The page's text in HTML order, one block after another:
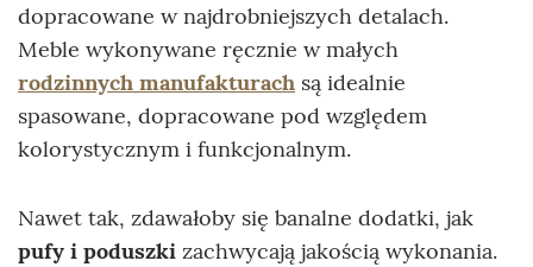
dopracowane w najdrobniejszych detalach.
Meble wykonywane ręcznie w małych
rodzinnych manufakturach są idealnie
spasowane, dopracowane pod względem
kolorystycznym i funkcjonalnym.
Nawet tak, zdawałoby się banalne dodatki, jak
pufy i poduszki zachwycają jakością wykonania.